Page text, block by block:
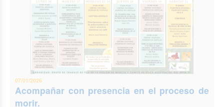
07/01/2026
Acompañar con presencia en el proceso de
morir.